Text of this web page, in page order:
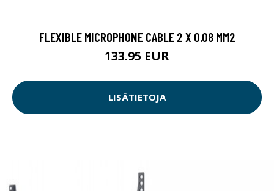
FLEXIBLE MICROPHONE CABLE 2 X 0.08 MM2
133.95 EUR
LISÄTIETOJA